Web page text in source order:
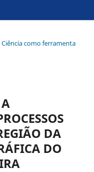
como ferramenta
DA
DO